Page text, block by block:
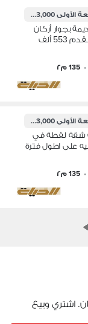
الأولى553,000 ج.م
بجوار أركان
ومول العرب | 3 غرف | مقدم 553 ألف
• 135 م٢
الأولى553,000 ج.م
شقة لقطة في
553 ألف جنيه على اطول فترة
• 135 م٢
اشتري وبيع